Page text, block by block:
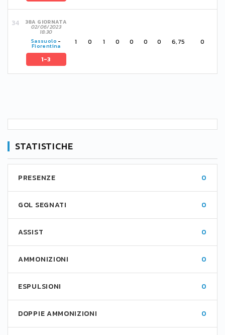
38A GIORNATA
02/06/2023
18:30
Sassuolo -
Fiorentina
1-3
1 0 1 0 0 0 0 6,75 0
STATISTICHE
PRESENZE 0
GOL SEGNATI 0
ASSIST 0
AMMONIZIONI 0
ESPULSIONI 0
DOPPIE AMMONIZIONI 0